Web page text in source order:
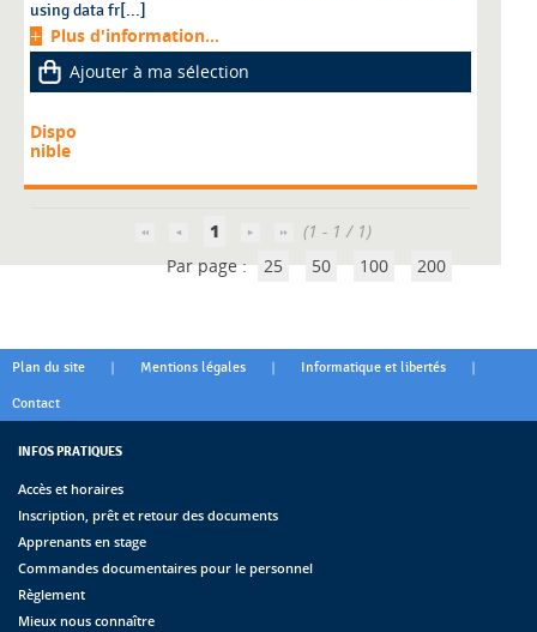
using data fr[...]
Plus d'information...
Ajouter à ma sélection
Dispo
nible
1
(1 - 1 / 1)
Par page : 25 50 100 200
Plan du site | Mentions légales | Informatique et libertés |
Contact
INFOS PRATIQUES
Accès et horaires
Inscription, prêt et retour des documents
Apprenants en stage
Commandes documentaires pour le personnel
Règlement
Mieux nous connaître